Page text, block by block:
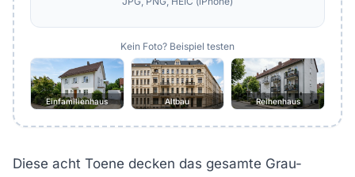
Kein Foto? Beispiel testen
Einfamilienhaus Altbau Reihenhaus
Diese acht Toene decken das gesamte Grau-